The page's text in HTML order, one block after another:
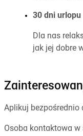
30 dni urlopu
Dla nas
jak jej dobre
Aplikuj bezpośrednio
Osoba kontaktowa w